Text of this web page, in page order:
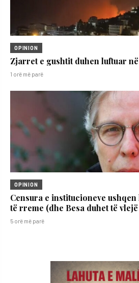
OPINION
Zjarret e gushtit duhen luftuar
1 orë më parë
OPINION
Censura e institucioneve
të rreme (dhe Besa duhet të
5 orë më parë